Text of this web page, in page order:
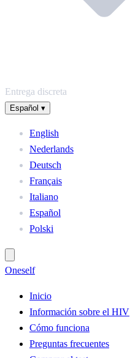
Entrega discreta
Español ▾
English
Nederlands
Deutsch
Français
Italiano
Español
Polski
Oneself
Inicio
Información sobre el HIV
Cómo funciona
Preguntas frecuentes